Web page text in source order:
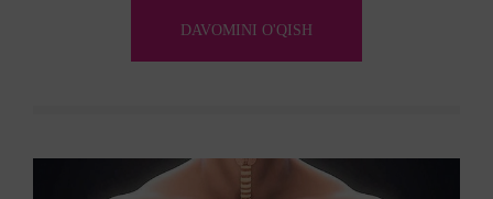
biron bir usuli bormi?DAVOMINI O'QISH